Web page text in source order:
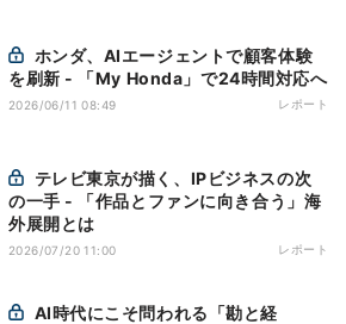
を刷新 - 「My Honda」で24時間対応へ
2026/06/11 08:49 レポート
の一手 - 「作品とファンに向き合う」海
外展開とは
2026/07/20 11:00 レポート